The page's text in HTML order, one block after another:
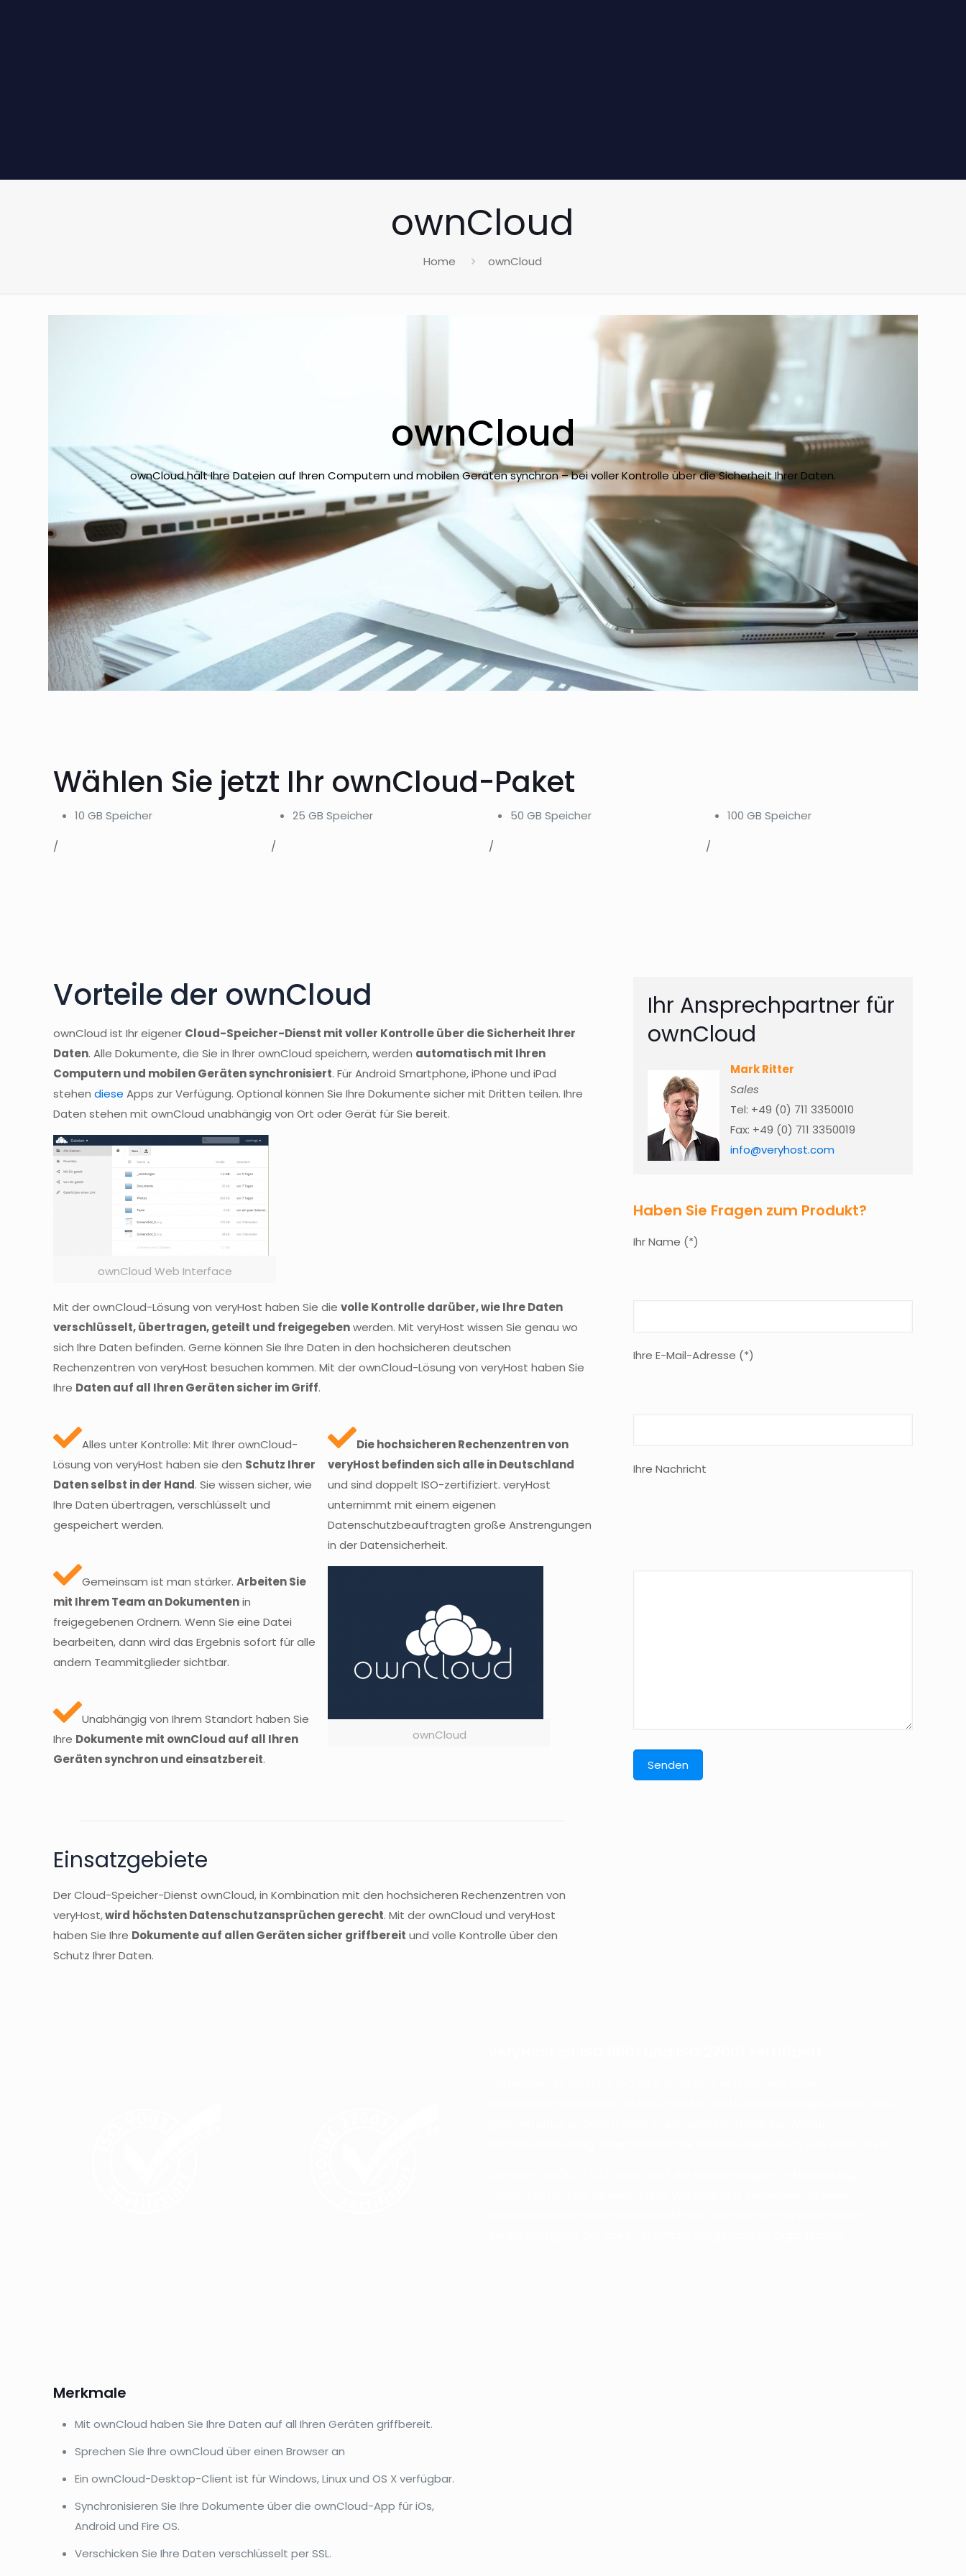
ownCloud
Home ownCloud
ownCloud
ownCloud hält Ihre Dateien auf Ihren Computern und mobilen Geräten synchron – bei voller Kontrolle über die Sicherheit Ihrer Daten.
Wählen Sie jetzt Ihr ownCloud-Paket
10 GB Speicher
/
25 GB Speicher
/
50 GB Speicher
/
100 GB Speicher
/
Vorteile der ownCloud
ownCloud ist Ihr eigener Cloud-Speicher-Dienst mit voller Kontrolle über die Sicherheit Ihrer
Daten. Alle Dokumente, die Sie in Ihrer ownCloud speichern, werden automatisch mit Ihren
Computern und mobilen Geräten synchronisiert. Für Android Smartphone, iPhone und iPad
stehendiese Apps zur Verfügung. Optional können Sie Ihre Dokumente sicher mit Dritten teilen. Ihre
Daten stehen mit ownCloud unabhängig von Ort oder Gerät für Sie bereit.
ownCloud Web Interface
Mit der ownCloud-Lösung von veryHost haben Sie dievolle Kontrolle darüber, wie Ihre Daten
verschlüsselt, übertragen, geteilt und freigegebenwerden. Mit veryHost wissen Sie genau wo
sich Ihre Daten befinden. Gerne können Sie Ihre Daten in den hochsicheren deutschen
Rechenzentren von veryHost besuchen kommen. Mit der ownCloud-Lösung von veryHost haben Sie
Ihre Daten auf all Ihren Geräten sicher im Griff.
Alles unter Kontrolle: Mit Ihrer ownCloud-
Lösung von veryHost haben sie den Schutz Ihrer
Daten selbst in der Hand. Sie wissen sicher, wie
Ihre Daten übertragen, verschlüsselt und
gespeichert werden.
Gemeinsam ist man stärker.Arbeiten Sie
mit Ihrem Team an Dokumentenin
freigegebenen Ordnern. Wenn Sie eine Datei
bearbeiten, dann wird das Ergebnis sofort für alle
andern Teammitglieder sichtbar.
Unabhängig von Ihrem Standort haben Sie
Ihre Dokumente mit ownCloud auf all Ihren
Geräten synchron und einsatzbereit.
Die hochsicheren Rechenzentren von
veryHost befinden sich alle in Deutschland
und sind doppelt ISO-zertifiziert. veryHost
unternimmt mit einem eigenen
Datenschutzbeauftragten große Anstrengungen
in der Datensicherheit.
ownCloud
Einsatzgebiete
Der Cloud-Speicher-Dienst ownCloud, in Kombination mit den hochsicheren Rechenzentren von
veryHost,wird höchsten Datenschutzansprüchen gerecht. Mit der ownCloud und veryHost
haben Sie Ihre Dokumente auf allen Geräten sicher griffbereit und volle Kontrolle über den
Schutz Ihrer Daten.
Ihr Ansprechpartner für
ownCloud
Mark Ritter
Sales
Tel: +49 (0) 711 3350010
Fax: +49 (0) 711 3350019
info@veryhost.com
Haben Sie Fragen zum Produkt?
Ihr Name (*)
Ihre E-Mail-Adresse (*)
Ihre Nachricht
Merkmale
Mit ownCloud haben Sie Ihre Daten auf all Ihren Geräten griffbereit.
Sprechen Sie Ihre ownCloud über einen Browser an
Ein ownCloud-Desktop-Client ist für Windows, Linux und OS X verfügbar.
Synchronisieren Sie Ihre Dokumente über die ownCloud-App für iOs,
Android und Fire OS.
Verschicken Sie Ihre Daten verschlüsselt per SSL.